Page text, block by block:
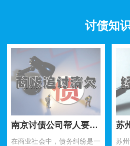
讨债知
南京讨债公司帮人要账需要注意什么细节？
在商业社会中，债务纠纷是一
苏